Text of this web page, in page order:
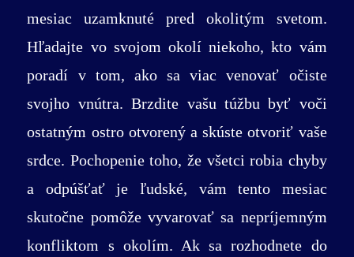
mesiac uzamknuté pred okolitým svetom.
Hľadajte vo svojom okolí niekoho, kto vám
poradí v tom, ako sa viac venovať očiste
svojho vnútra. Brzdite vašu túžbu byť voči
ostatným ostro otvorený a skúste otvoriť vaše
srdce. Pochopenie toho, že všetci robia chyby
a odpúšťať je ľudské, vám tento mesiac
skutočne pomôže vyvarovať sa nepríjemným
konfliktom s okolím. Ak sa rozhodnete do